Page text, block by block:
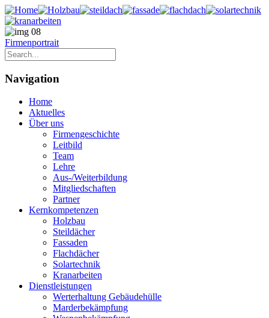
Firmenportrait
Navigation
Home
Aktuelles
Über uns
Firmengeschichte
Leitbild
Team
Lehre
Aus-/Weiterbildung
Mitgliedschaften
Partner
Kernkompetenzen
Holzbau
Steildächer
Fassaden
Flachdächer
Solartechnik
Kranarbeiten
Dienstleistungen
Werterhaltung Gebäudehülle
Marderbekämpfung